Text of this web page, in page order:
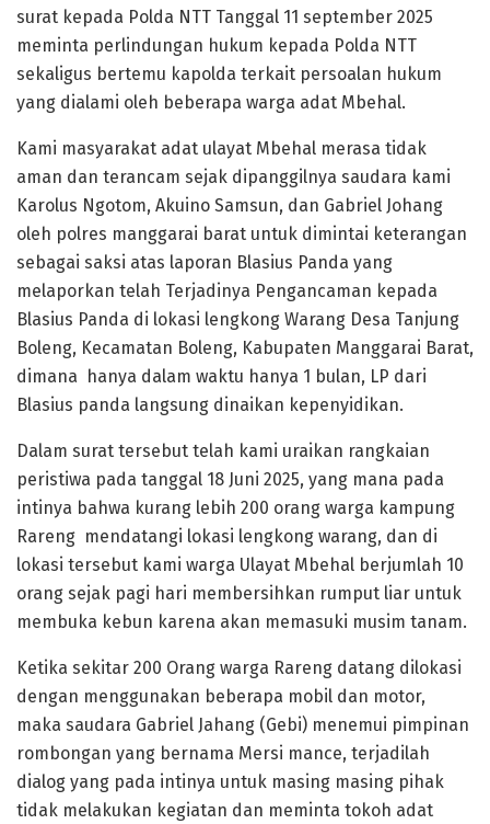
surat kepada Polda NTT Tanggal 11 september 2025
meminta perlindungan hukum kepada Polda NTT
sekaligus bertemu kapolda terkait persoalan hukum
yang dialami oleh beberapa warga adat Mbehal.
Kami masyarakat adat ulayat Mbehal merasa tidak
aman dan terancam sejak dipanggilnya saudara kami
Karolus Ngotom, Akuino Samsun, dan Gabriel Johang
oleh polres manggarai barat untuk dimintai keterangan
sebagai saksi atas laporan Blasius Panda yang
melaporkan telah Terjadinya Pengancaman kepada
Blasius Panda di lokasi lengkong Warang Desa Tanjung
Boleng, Kecamatan Boleng, Kabupaten Manggarai Barat,
dimana hanya dalam waktu hanya 1 bulan, LP dari
Blasius panda langsung dinaikan kepenyidikan.
Dalam surat tersebut telah kami uraikan rangkaian
peristiwa pada tanggal 18 Juni 2025, yang mana pada
intinya bahwa kurang lebih 200 orang warga kampung
Rareng mendatangi lokasi lengkong warang, dan di
lokasi tersebut kami warga Ulayat Mbehal berjumlah 10
orang sejak pagi hari membersihkan rumput liar untuk
membuka kebun karena akan memasuki musim tanam.
Ketika sekitar 200 Orang warga Rareng datang dilokasi
dengan menggunakan beberapa mobil dan motor,
maka saudara Gabriel Jahang (Gebi) menemui pimpinan
rombongan yang bernama Mersi mance, terjadilah
dialog yang pada intinya untuk masing masing pihak
tidak melakukan kegiatan dan meminta tokoh adat